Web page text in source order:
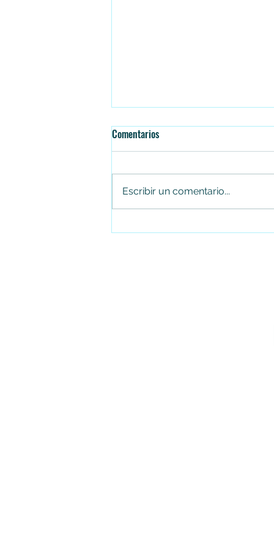
Jhon Alejandro Linares Camberos,
Comentarios
Escribir un comentario...